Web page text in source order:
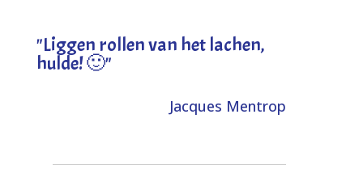
"Liggen rollen van het lachen,
hulde! 🙂"
Jacques Mentrop